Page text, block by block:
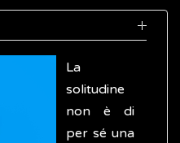
La
solitudine
non è di
per sé una